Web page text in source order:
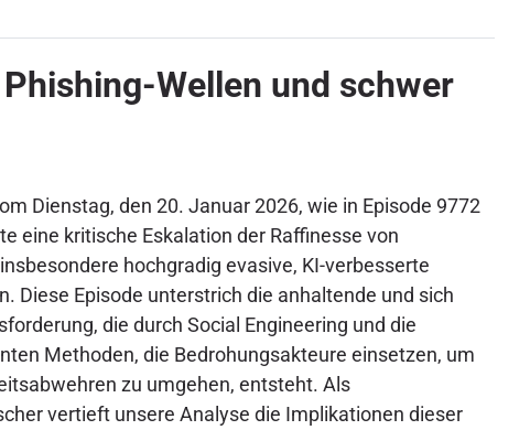
Wellen und schwer
Dienstag, den 20. Januar 2026, wie in Episode 9772
eine kritische Eskalation der Raffinesse von
hochgradig evasive, KI-verbesserte
Diese Episode unterstrich die anhaltende und sich
die durch Social Engineering und die
Methoden, die Bedrohungsakteure einsetzen, um
zu umgehen, entsteht. Als
vertieft unsere Analyse die Implikationen dieser